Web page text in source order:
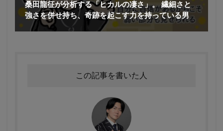
桑田龍征が分析する「ヒカルの凄さ」。 繊細さと
強さを併せ持ち、奇跡を起こす力を持っている男
この記事を書いた人